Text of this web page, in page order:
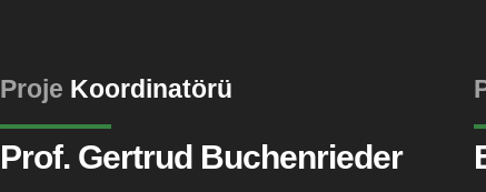
Proje Koordinatörü
Prof. Gertrud Buchenrieder